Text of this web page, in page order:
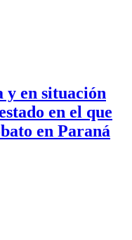
y en situación
en el que
en Paraná